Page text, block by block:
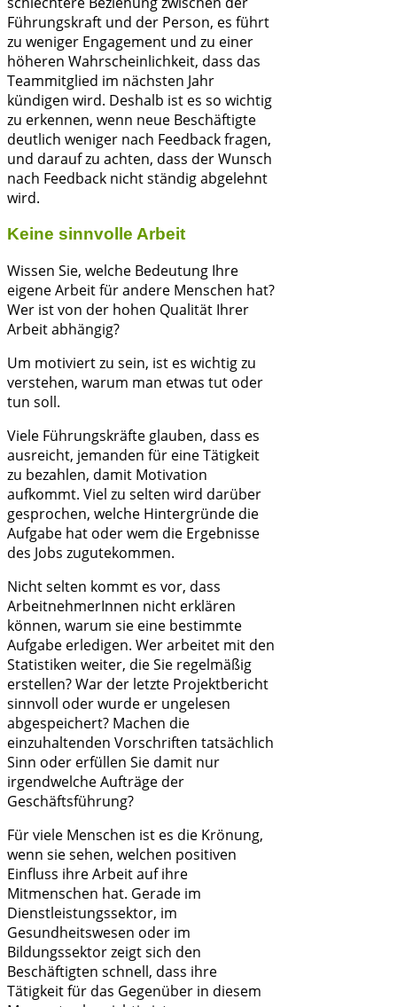
Führungskraft und der Person, es führt
zu weniger Engagement und zu einer
höheren Wahrscheinlichkeit, dass das
Teammitglied im nächsten Jahr
kündigen wird. Deshalb ist es so wichtig
zu erkennen, wenn neue Beschäftigte
deutlich weniger nach Feedback fragen,
und darauf zu achten, dass der Wunsch
nach Feedback nicht ständig abgelehnt
wird.
Keine sinnvolle Arbeit
Wissen Sie, welche Bedeutung Ihre
eigene Arbeit für andere Menschen hat?
Wer ist von der hohen Qualität Ihrer
Arbeit abhängig?
Um motiviert zu sein, ist es wichtig zu
verstehen, warum man etwas tut oder
tun soll.
Viele Führungskräfte glauben, dass es
ausreicht, jemanden für eine Tätigkeit
zu bezahlen, damit Motivation
aufkommt. Viel zu selten wird darüber
gesprochen, welche Hintergründe die
Aufgabe hat oder wem die Ergebnisse
des Jobs zugutekommen.
Nicht selten kommt es vor, dass
ArbeitnehmerInnen nicht erklären
können, warum sie eine bestimmte
Aufgabe erledigen. Wer arbeitet mit den
Statistiken weiter, die Sie regelmäßig
erstellen? War der letzte Projektbericht
sinnvoll oder wurde er ungelesen
abgespeichert? Machen die
einzuhaltenden Vorschriften tatsächlich
Sinn oder erfüllen Sie damit nur
irgendwelche Aufträge der
Geschäftsführung?
Für viele Menschen ist es die Krönung,
wenn sie sehen, welchen positiven
Einfluss ihre Arbeit auf ihre
Mitmenschen hat. Gerade im
Dienstleistungssektor, im
Gesundheitswesen oder im
Bildungssektor zeigt sich den
Beschäftigten schnell, dass ihre
Tätigkeit für das Gegenüber in diesem